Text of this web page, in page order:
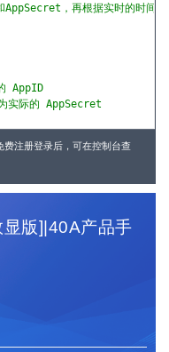
AppSecret，再根据实时的时间
AppID
实际的 AppSecret
备 ID ；可传多个[用,间隔]
实际的命令
application/json" \
注册登录后，可在控制台查
版]|40A产品手